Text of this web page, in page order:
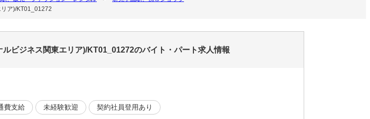
ア)/KT01_01272
ビジネス関東エリア)/KT01_01272のバイト・パート求人情報
費支給 未経験歓迎 契約社員登用あり